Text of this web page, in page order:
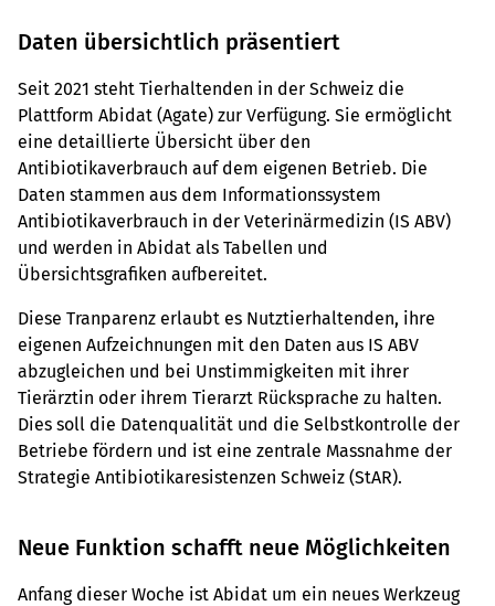
Daten übersichtlich präsentiert
Seit 2021 steht Tierhaltenden in der Schweiz die
Plattform Abidat (Agate) zur Verfügung. Sie ermöglicht
eine detaillierte Übersicht über den
Antibiotikaverbrauch auf dem eigenen Betrieb. Die
Daten stammen aus dem Informationssystem
Antibiotikaverbrauch in der Veterinärmedizin (IS ABV)
und werden in Abidat als Tabellen und
Übersichtsgrafiken aufbereitet.
Diese Tranparenz erlaubt es Nutztierhaltenden, ihre
eigenen Aufzeichnungen mit den Daten aus IS ABV
abzugleichen und bei Unstimmigkeiten mit ihrer
Tierärztin oder ihrem Tierarzt Rücksprache zu halten.
Dies soll die Datenqualität und die Selbstkontrolle der
Betriebe fördern und ist eine zentrale Massnahme der
Strategie Antibiotikaresistenzen Schweiz (StAR).
Neue Funktion schafft neue Möglichkeiten
Anfang dieser Woche ist Abidat um ein neues Werkzeug